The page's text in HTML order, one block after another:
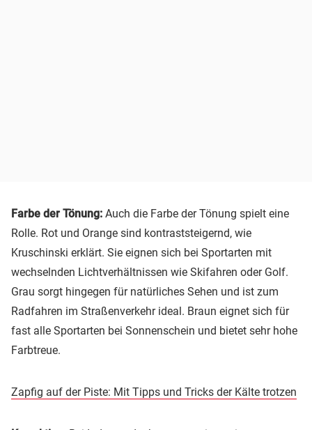
Farbe der Tönung: Auch die Farbe der Tönung spielt eine
Rolle. Rot und Orange sind kontraststeigernd, wie
Kruschinski erklärt. Sie eignen sich bei Sportarten mit
wechselnden Lichtverhältnissen wie Skifahren oder Golf.
Grau sorgt hingegen für natürliches Sehen und ist zum
Radfahren im Straßenverkehr ideal. Braun eignet sich für
fast alle Sportarten bei Sonnenschein und bietet sehr hohe
Farbtreue.
Zapfig auf der Piste: Mit Tipps und Tricks der Kälte trotzen